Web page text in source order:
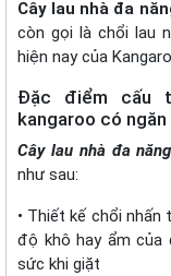
Cây lau nhà đa
còn gọi là chổi lau
hiện nay của
Đặc điểm cấu
kangaroo có ngăn
Cây lau nhà đa
như sau:
• Thiết kế chổi
độ khô hay ẩm của
sức khi giặt